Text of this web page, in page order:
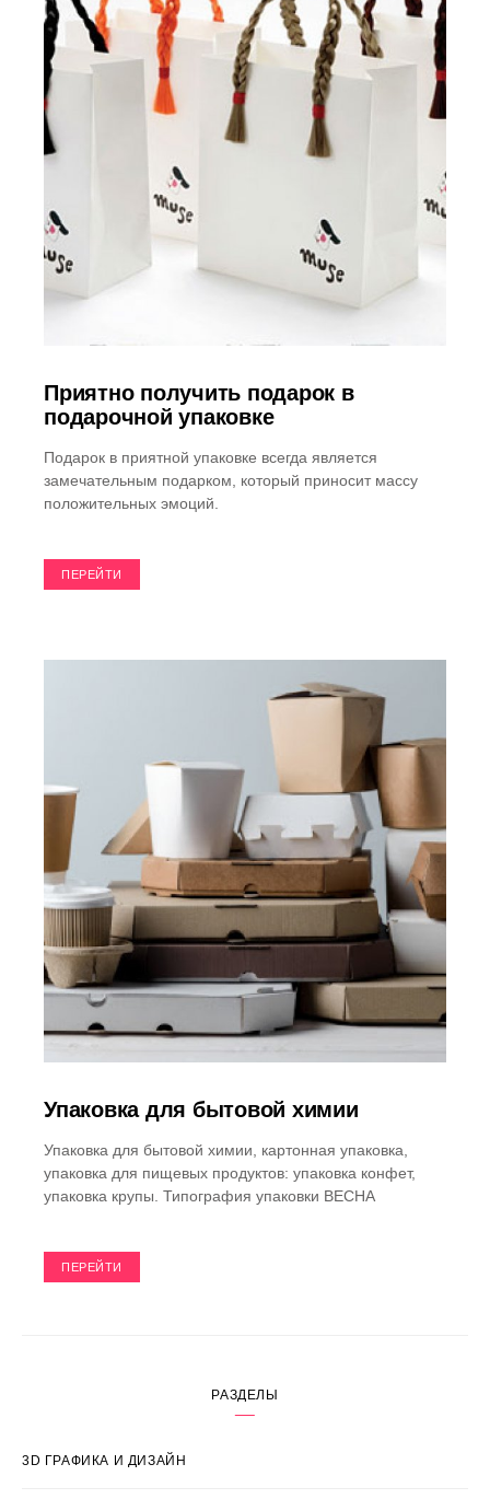
Приятно получить подарок в
подарочной упаковке
Подарок в приятной упаковке всегда является
замечательным подарком, который приносит массу
положительных эмоций.
ПЕРЕЙТИ
Упаковка для бытовой химии
Упаковка для бытовой химии, картонная упаковка,
упаковка для пищевых продуктов: упаковка конфет,
упаковка крупы. Типография упаковки ВЕСНА
ПЕРЕЙТИ
РАЗДЕЛЫ
3D ГРАФИКА И ДИЗАЙН